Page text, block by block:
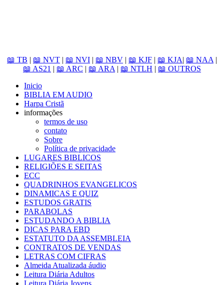
📖 TB | 📖 NVT | 📖 NVI | 📖 NBV | 📖 KJF | 📖 KJA| 📖 NAA |
📖 AS21 | 📖 ARC | 📖 ARA | 📖 NTLH | 📖 OUTROS
Inicio
BIBLIA EM AUDIO
Harpa Cristã
informações
termos de uso
contato
Sobre
Política de privacidade
LUGARES BIBLICOS
RELIGIÕES E SEITAS
ECC
QUADRINHOS EVANGELICOS
DINAMICAS E QUIZ
ESTUDOS GRATIS
PARABOLAS
ESTUDANDO A BIBLIA
DICAS PARA EBD
ESTATUTO DA ASSEMBLEIA
CONTRATOS DE VENDAS
LETRAS COM CIFRAS
Almeida Atualizada áudio
Leitura Diária Adultos
Leitura Diária Jovens